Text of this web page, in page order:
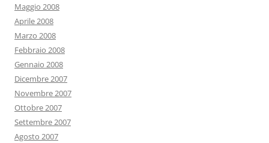
Maggio 2008
Aprile 2008
Marzo 2008
Febbraio 2008
Gennaio 2008
Dicembre 2007
Novembre 2007
Ottobre 2007
Settembre 2007
Agosto 2007